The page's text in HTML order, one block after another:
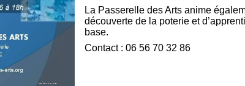
La Passerelle des Arts anime
découverte de la poterie et
base.
Contact : 06 56 70 32 86